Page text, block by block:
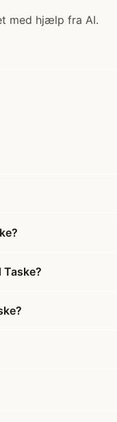
med hjælp fra AI.